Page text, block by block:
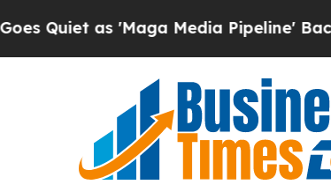
as 'Maga Media Pipeline' Backfires